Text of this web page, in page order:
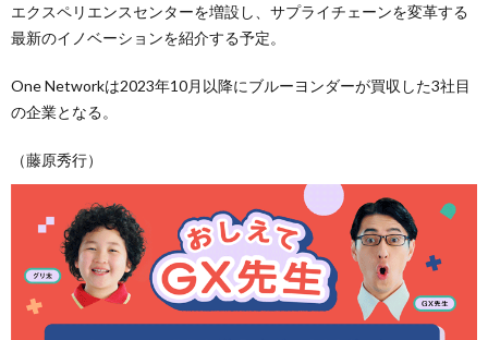
エクスペリエンスセンターを増設し、サプライチェーンを変革する
最新のイノベーションを紹介する予定。
One Networkは2023年10月以降にブルーヨンダーが買収した3社目
の企業となる。
（藤原秀行）